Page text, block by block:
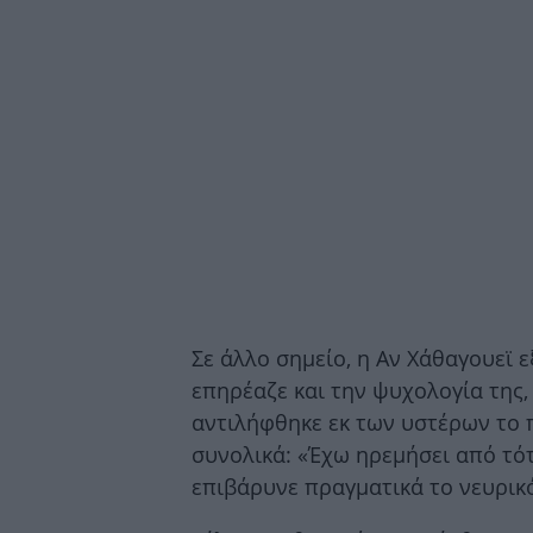
Σε άλλο σημείο, η Αν Χάθαγουεϊ
επηρέαζε και την ψυχολογία
αντιλήφθηκε εκ των υστέρων το
συνολικά: «Έχω ηρεμήσει από
επιβάρυνε πραγματικά το